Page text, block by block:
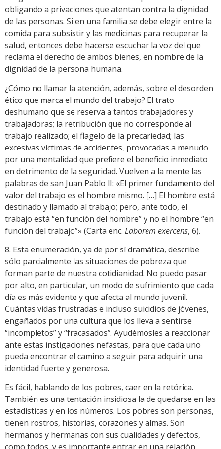
obligando a privaciones que atentan contra la dignidad
de las personas. Si en una familia se debe elegir entre la
comida para subsistir y las medicinas para recuperar la
salud, entonces debe hacerse escuchar la voz del que
reclama el derecho de ambos bienes, en nombre de la
dignidad de la persona humana.
¿Cómo no llamar la atención, además, sobre el desorden
ético que marca el mundo del trabajo? El trato
deshumano que se reserva a tantos trabajadores y
trabajadoras; la retribución que no corresponde al
trabajo realizado; el flagelo de la precariedad; las
excesivas víctimas de accidentes, provocadas a menudo
por una mentalidad que prefiere el beneficio inmediato
en detrimento de la seguridad. Vuelven a la mente las
palabras de san Juan Pablo II: «El primer fundamento del
valor del trabajo es el hombre mismo. […] El hombre está
destinado y llamado al trabajo; pero, ante todo, el
trabajo está “en función del hombre” y no el hombre “en
función del trabajo”» (Carta enc. Laborem exercens, 6).
8. Esta enumeración, ya de por sí dramática, describe
sólo parcialmente las situaciones de pobreza que
forman parte de nuestra cotidianidad. No puedo pasar
por alto, en particular, un modo de sufrimiento que cada
día es más evidente y que afecta al mundo juvenil.
Cuántas vidas frustradas e incluso suicidios de jóvenes,
engañados por una cultura que los lleva a sentirse
“incompletos” y “fracasados”. Ayudémosles a reaccionar
ante estas instigaciones nefastas, para que cada uno
pueda encontrar el camino a seguir para adquirir una
identidad fuerte y generosa.
Es fácil, hablando de los pobres, caer en la retórica.
También es una tentación insidiosa la de quedarse en las
estadísticas y en los números. Los pobres son personas,
tienen rostros, historias, corazones y almas. Son
hermanos y hermanas con sus cualidades y defectos,
como todos, y es importante entrar en una relación